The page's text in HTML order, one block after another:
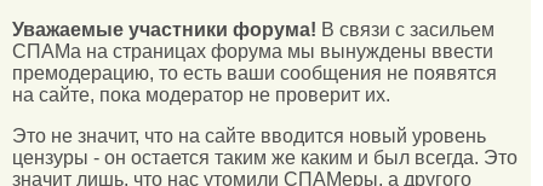
Уважаемые участники форума! В связи с засильем
СПАМа на страницах форума мы вынуждены ввести
премодерацию, то есть ваши сообщения не появятся
на сайте, пока модератор не проверит их.
Это не значит, что на сайте вводится новый уровень
цензуры - он остается таким же каким и был всегда. Это
значит лишь, что нас утомили СПАМеры, а другого